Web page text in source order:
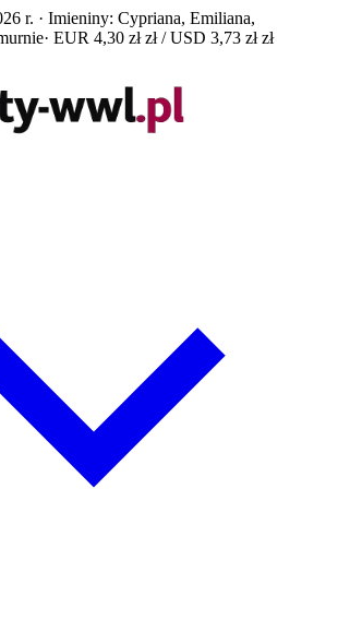
r. · Imieniny: Cypriana, Emiliana,
· EUR 4,30 zł zł / USD 3,73 zł zł